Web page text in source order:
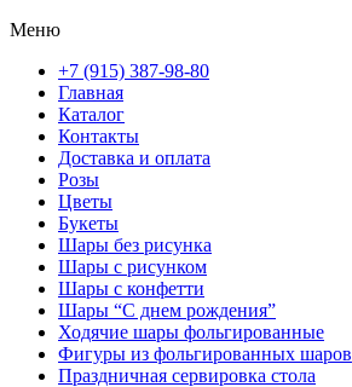
Меню
+7 (915) 387-98-80
Главная
Каталог
Контакты
Доставка и оплата
Розы
Цветы
Букеты
Шары без рисунка
Шары с рисунком
Шары с конфетти
Шары “С днем рождения”
Ходячие шары фольгированные
Фигуры из фольгированных шаров
Праздничная сервировка стола